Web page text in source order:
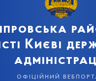
Києві
офіційний